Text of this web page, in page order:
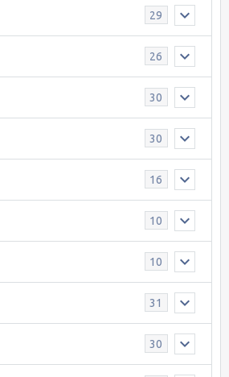
29
26
30
30
16
10
10
31
30